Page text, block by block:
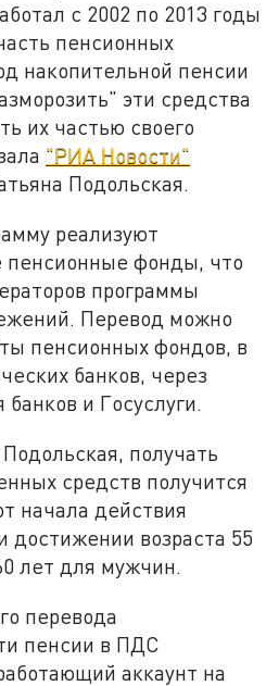
с 2002 по 2013 годы
пенсионных
накопительной пенсии
эти средства
их частью своего
"РИА Новости"
Подольская.
реализуют
пенсионные фонды, что
программы
Перевод можно
пенсионных фондов, в
банков, через
и Госуслуги.
получать
средств получится
начала действия
достижении возраста 55
лет для мужчин.
перевода
пенсии в ПДС
аккаунт на